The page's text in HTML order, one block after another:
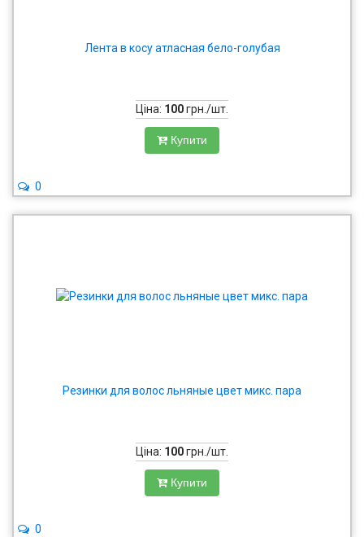
Лента в косу атласная бело-голубая
Ціна: 100грн./шт.
Купити
0
Резинки для волос льняные цвет микс. пара
Ціна: 100грн./шт.
Купити
0